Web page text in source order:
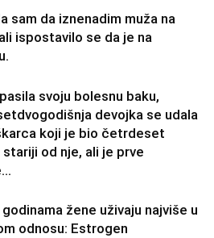
sam da iznenadim muža na
ispostavilo se da je na
svoju bolesnu baku,
devojka se udala
koji je bio četrdeset
stariji od nje, ali je prve
godinama žene uživaju najviše u
odnosu: Estrogen